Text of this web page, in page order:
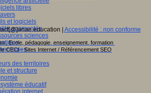
libres
et logiciels
augmentée
sciences
des territoires
et structure
éducatif
internet
| Accessibilité : non conforme
Ecole, pédagogie, enseignement, formation
CECI - Sites Internet / Référencement SEO